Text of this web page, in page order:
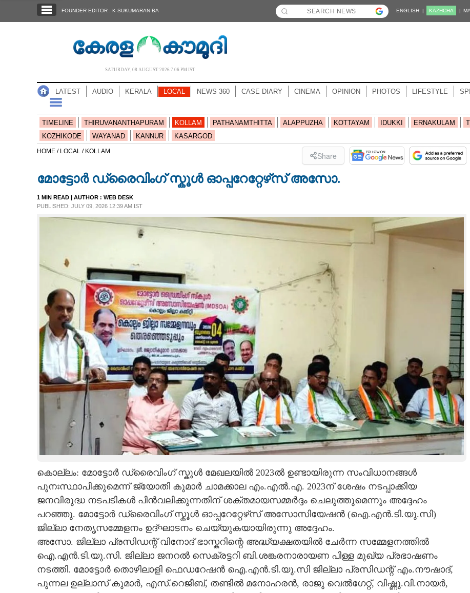
NOTIFIED NEWS
NEWS 360
CASE DIARY
LIFESTYLE
SPIRITUAL
CARTOONS
LITERATURE
FOUNDER EDITOR : K SUKUMARAN BA ENGLISH | KĀZHCHA |
SATURDAY, 08 AUGUST 2026 7.06 PM IST
LATEST AUDIO KERALA LOCAL NEWS 360 CASE DIARY CINEMA OPINION PHOTOS LIFESTYLE
TIMELINE THIRUVANANTHAPURAM KOLLAM PATHANAMTHITTA ALAPPUZHA KOTTAYAM IDUKKI ERNAKULAM
KOZHIKODE
WAYANAD KANNUR KASARGOD
HOME / LOCAL / KOLLAM Share
മോട്ടോർ ഡ്രൈവിംഗ് സ്കൂൾ ഓപ്പറേറ്റേഴ്‌സ് അസോ.
1 MIN READ | AUTHOR : WEB DESK
PUBLISHED: JULY 09, 2026 12:39 AM IST
കൊല്ലം: മോട്ടോർ ഡ്രൈവിംഗ് സ്കൂൾ മേഖലയിൽ 2023ൽ ഉണ്ടായിരുന്ന സംവിധാനങ്ങൾ
പുനഃസ്ഥാപിക്കുമെന്ന് ജ്യോതി കുമാർ ചാമക്കാല എം.എൽ.എ. 2023ന് ശേഷം നടപ്പാക്കിയ
ജനവിരുദ്ധ നടപടികൾ പിൻവലിക്കുന്നതിന് ശക്തമായസമ്മർദ്ദം ചെലുത്തുമെന്നും അദ്ദേഹം
പറഞ്ഞു. മോട്ടോർ ഡ്രൈവിംഗ് സ്കൂൾ ഓപ്പറേറ്റേഴ്‌സ് അസോസിയേഷൻ (ഐ.എൻ.ടി.യു.സി)
ജില്ലാ നേതൃസമ്മേളനം ഉദ്ഘാടനം ചെയ്യുകയായിരുന്നു അദ്ദേഹം.
അസോ. ജില്ലാ പ്രസിഡന്റ്‌ വിനോദ് ഭാസ്കറിന്റെ അദ്ധ്യക്ഷതയിൽ ചേർന്ന സമ്മേളനത്തിൽ
ഐ.എൻ.ടി.യു.സി. ജില്ലാ ജനറൽ സെക്രട്ടറി ബി.ശങ്കരനാരായണ പിള്ള മുഖ്യ പ്രഭാഷണം
നടത്തി. മോട്ടോർ തൊഴിലാളി ഫെഡറേഷൻ ഐ.എൻ.ടി.യു.സി ജില്ലാ പ്രസിഡന്റ്‌ എം.നൗഷാദ്,
പുന്നല ഉല്ലാസ് കുമാർ, എസ്.റെജീബ്, തണ്ടിൽ മനോഹരൻ, രാജു വെൽഗേറ്റ്, വിഷ്ണു.വി.നായർ,